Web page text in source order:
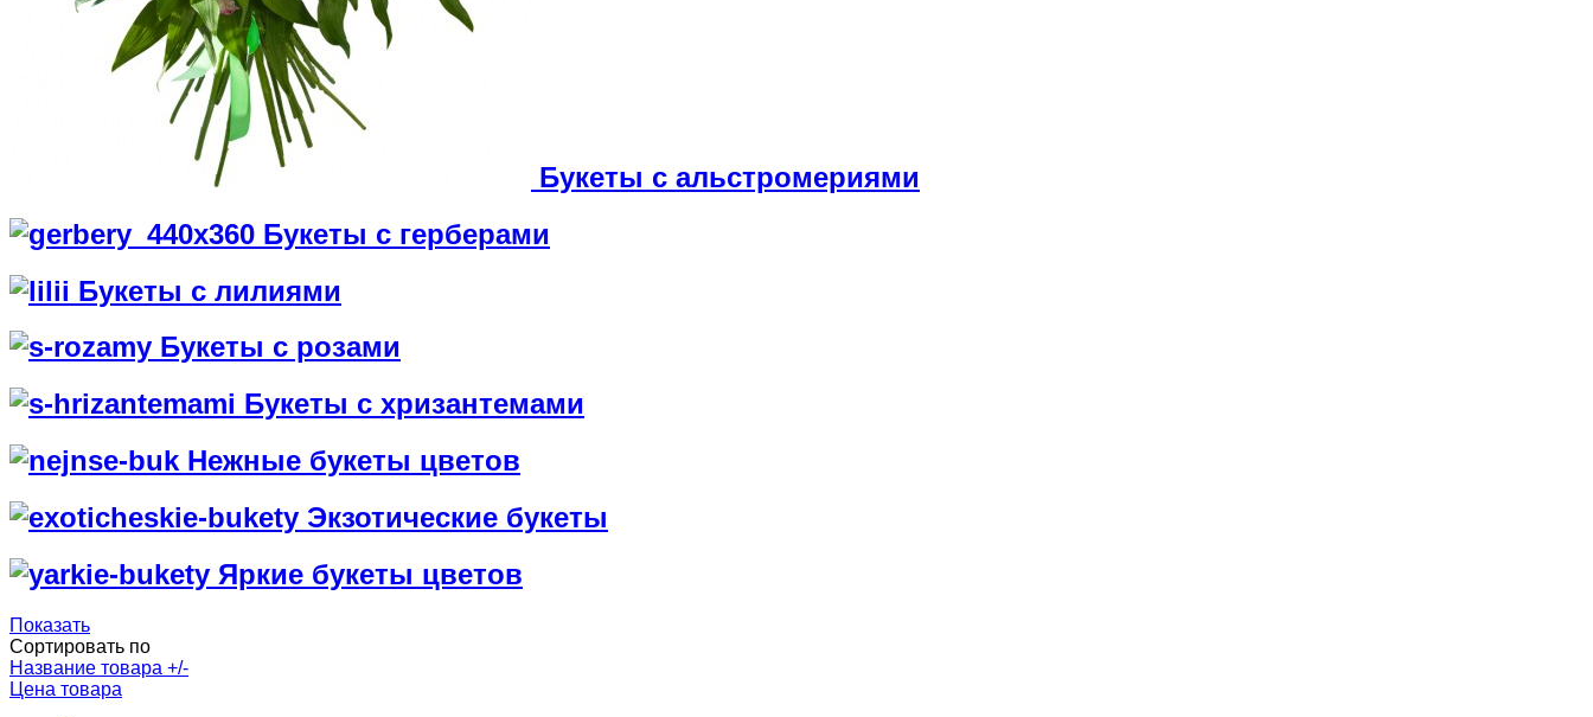
Букеты с альстромериями
Букеты с герберами
Букеты с лилиями
Букеты с розами
Букеты с хризантемами
Нежные букеты цветов
Экзотические букеты
Яркие букеты цветов
Показать
Сортировать по
Название товара +/-
Цена товара